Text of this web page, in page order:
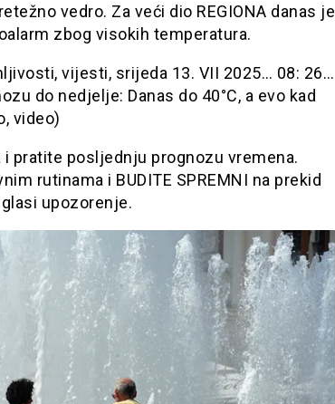
vedro. Za veći dio REGIONA danas je
zbog visokih temperatura.
vijesti, srijeda 13. VII 2025… 08: 26…
do nedjelje: Danas do 40°C, a evo kad
video)
pratite posljednju prognozu vremena.
rutinama i BUDITE SPREMNI na prekid
upozorenje.